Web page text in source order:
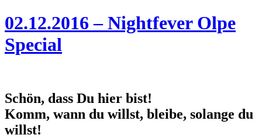
02.12.2016 – Nightfever Olpe
Special
Schön, dass Du hier bist!
Komm, wann du willst, bleibe, solange du
willst!